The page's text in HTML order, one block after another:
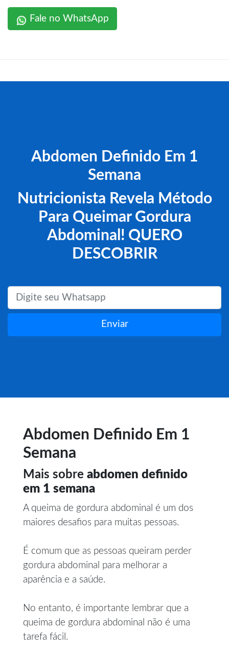
Fale no WhatsApp
Abdomen Definido Em 1
Semana
Nutricionista Revela Método
Para Queimar Gordura
Abdominal! QUERO
DESCOBRIR
Enviar
Abdomen Definido Em 1
Semana
Mais sobre abdomen definido
em 1 semana
A queima de gordura abdominal é um dos
maiores desafios para muitas pessoas.
É comum que as pessoas queiram perder
gordura abdominal para melhorar a
aparência e a saúde.
No entanto, é importante lembrar que a
queima de gordura abdominal não é uma
tarefa fácil.